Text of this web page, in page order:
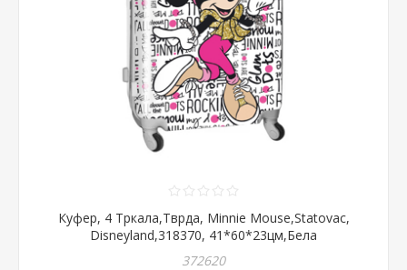
Куфер, 4 Тркала,Тврда, Minnie Mouse,Statovac,
Disneyland,318370, 41*60*23цм,Бела
372620